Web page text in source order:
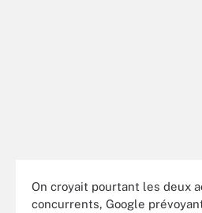
On croyait pourtant les deux
concurrents, Google